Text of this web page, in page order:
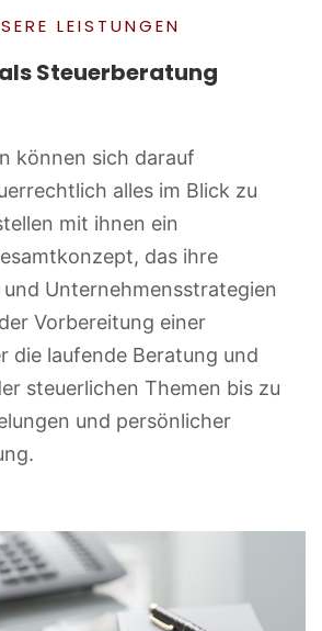
LEISTUNGEN
Steuerberatung
können sich darauf
alles im Blick zu
mit ihnen ein
das ihre
Unternehmensstrategien
Vorbereitung einer
die laufende Beratung und
steuerlichen Themen bis zu
und persönlicher